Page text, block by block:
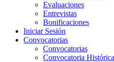
Evaluaciones
Entrevistas
Bonificaciones
Iniciar Sesión
Convocatorias
Convocatorias
Convocatoria Histórica